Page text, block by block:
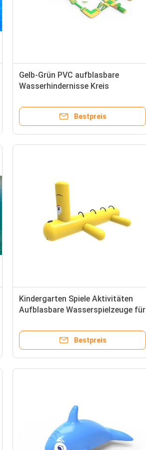
Gelb-Grün PVC aufblasbare
Wasserhindernisse Kreis
Bestpreis
Kindergarten Spiele Aktivitäten
Aufblasbare Wasserspielzeuge für
Bestpreis